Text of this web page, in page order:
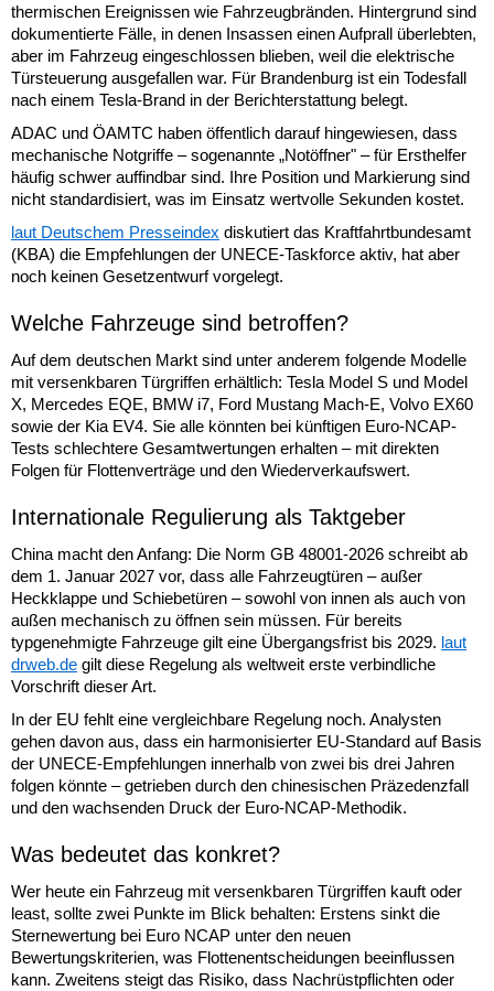
thermischen Ereignissen wie Fahrzeugbränden. Hintergrund sind
dokumentierte Fälle, in denen Insassen einen Aufprall überlebten,
aber im Fahrzeug eingeschlossen blieben, weil die elektrische
Türsteuerung ausgefallen war. Für Brandenburg ist ein Todesfall
nach einem Tesla-Brand in der Berichterstattung belegt.
ADAC und ÖAMTC haben öffentlich darauf hingewiesen, dass
mechanische Notgriffe – sogenannte „Notöffner" – für Ersthelfer
häufig schwer auffindbar sind. Ihre Position und Markierung sind
nicht standardisiert, was im Einsatz wertvolle Sekunden kostet.
laut Deutschem Presseindex diskutiert das Kraftfahrtbundesamt
(KBA) die Empfehlungen der UNECE-Taskforce aktiv, hat aber
noch keinen Gesetzentwurf vorgelegt.
Welche Fahrzeuge sind betroffen?
Auf dem deutschen Markt sind unter anderem folgende Modelle
mit versenkbaren Türgriffen erhältlich: Tesla Model S und Model
X, Mercedes EQE, BMW i7, Ford Mustang Mach-E, Volvo EX60
sowie der Kia EV4. Sie alle könnten bei künftigen Euro-NCAP-
Tests schlechtere Gesamtwertungen erhalten – mit direkten
Folgen für Flottenverträge und den Wiederverkaufswert.
Internationale Regulierung als Taktgeber
China macht den Anfang: Die Norm GB 48001-2026 schreibt ab
dem 1. Januar 2027 vor, dass alle Fahrzeugtüren – außer
Heckklappe und Schiebetüren – sowohl von innen als auch von
außen mechanisch zu öffnen sein müssen. Für bereits
typgenehmigte Fahrzeuge gilt eine Übergangsfrist bis 2029. laut
drweb.de gilt diese Regelung als weltweit erste verbindliche
Vorschrift dieser Art.
In der EU fehlt eine vergleichbare Regelung noch. Analysten
gehen davon aus, dass ein harmonisierter EU-Standard auf Basis
der UNECE-Empfehlungen innerhalb von zwei bis drei Jahren
folgen könnte – getrieben durch den chinesischen Präzedenzfall
und den wachsenden Druck der Euro-NCAP-Methodik.
Was bedeutet das konkret?
Wer heute ein Fahrzeug mit versenkbaren Türgriffen kauft oder
least, sollte zwei Punkte im Blick behalten: Erstens sinkt die
Sternewertung bei Euro NCAP unter den neuen
Bewertungskriterien, was Flottenentscheidungen beeinflussen
kann. Zweitens steigt das Risiko, dass Nachrüstpflichten oder